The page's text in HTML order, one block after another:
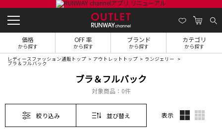
価格
から探す
OFF 率
から探す
ブランド
から探す
カテゴリ
から探す
レディースファッション通販トップ アウトレットトップ ランジェリー
ブラ＆フルバック
ブラ＆フルバック
対象商品： 0件
絞り込み 並び替え 表示